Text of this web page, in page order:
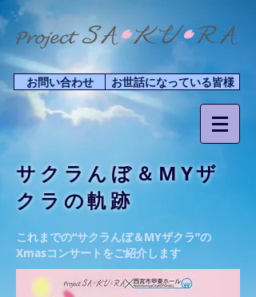
お問い合わせ お世話になっている皆様
サクラんぼ＆MYザ
クラの軌跡
これまでの“サクラんぼ＆MYザクラ”の
Xmasコンサートをご紹介します